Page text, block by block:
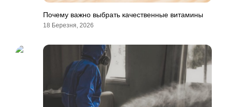
Почему важно выбрать качественные витамины
18 Березня, 2026